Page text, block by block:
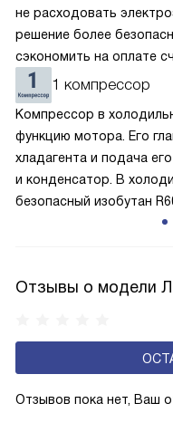
не расходовать
решение более
сэкономить на оплате
вентилятор и
устанавливается
позволяет сохранить
и избежать появление
1 компрессор
Компрессор в
функцию мотора. Его
хладагента и подача
и конденсатор. В
безопасный изобутан
окружающей среде.
и быстрее происходит
Отзывы о модели
Отзывов пока нет, Ваш